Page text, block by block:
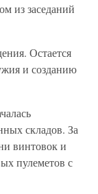
из заседаний
Остается
и созданию
складов. За
винтовок и
пулеметов с